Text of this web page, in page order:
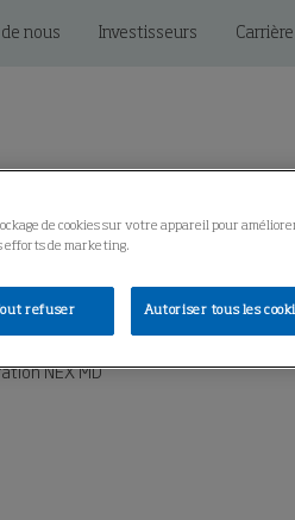
nous Investisseurs Carrière
NEX MD
de cookies sur votre appareil pour
efforts de marketing.
refuser Autoriser tous les